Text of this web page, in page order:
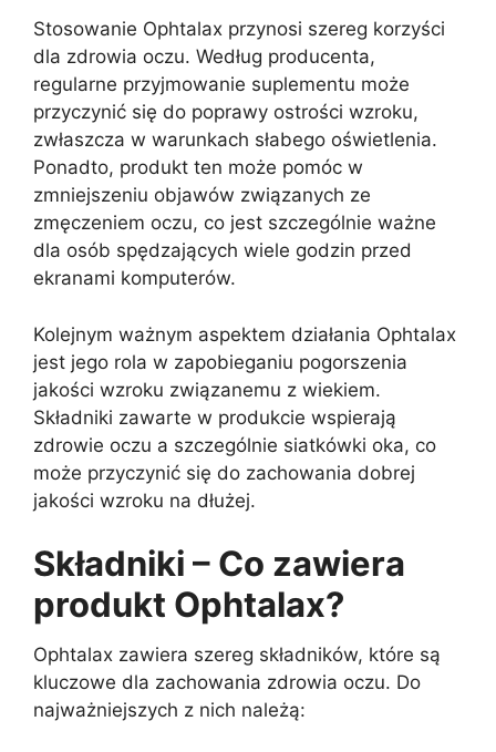
Stosowanie Ophtalax przynosi szereg korzyści
dla zdrowia oczu. Według producenta,
regularne przyjmowanie suplementu może
przyczynić się do poprawy ostrości wzroku,
zwłaszcza w warunkach słabego oświetlenia.
Ponadto, produkt ten może pomóc w
zmniejszeniu objawów związanych ze
zmęczeniem oczu, co jest szczególnie ważne
dla osób spędzających wiele godzin przed
ekranami komputerów.
Kolejnym ważnym aspektem działania Ophtalax
jest jego rola w zapobieganiu pogorszenia
jakości wzroku związanemu z wiekiem.
Składniki zawarte w produkcie wspierają
zdrowie oczu a szczególnie siatkówki oka, co
może przyczynić się do zachowania dobrej
jakości wzroku na dłużej.
Składniki – Co zawiera
produkt Ophtalax?
Ophtalax zawiera szereg składników, które są
kluczowe dla zachowania zdrowia oczu. Do
najważniejszych z nich należą: